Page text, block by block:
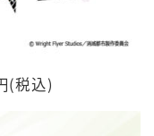
(税込)